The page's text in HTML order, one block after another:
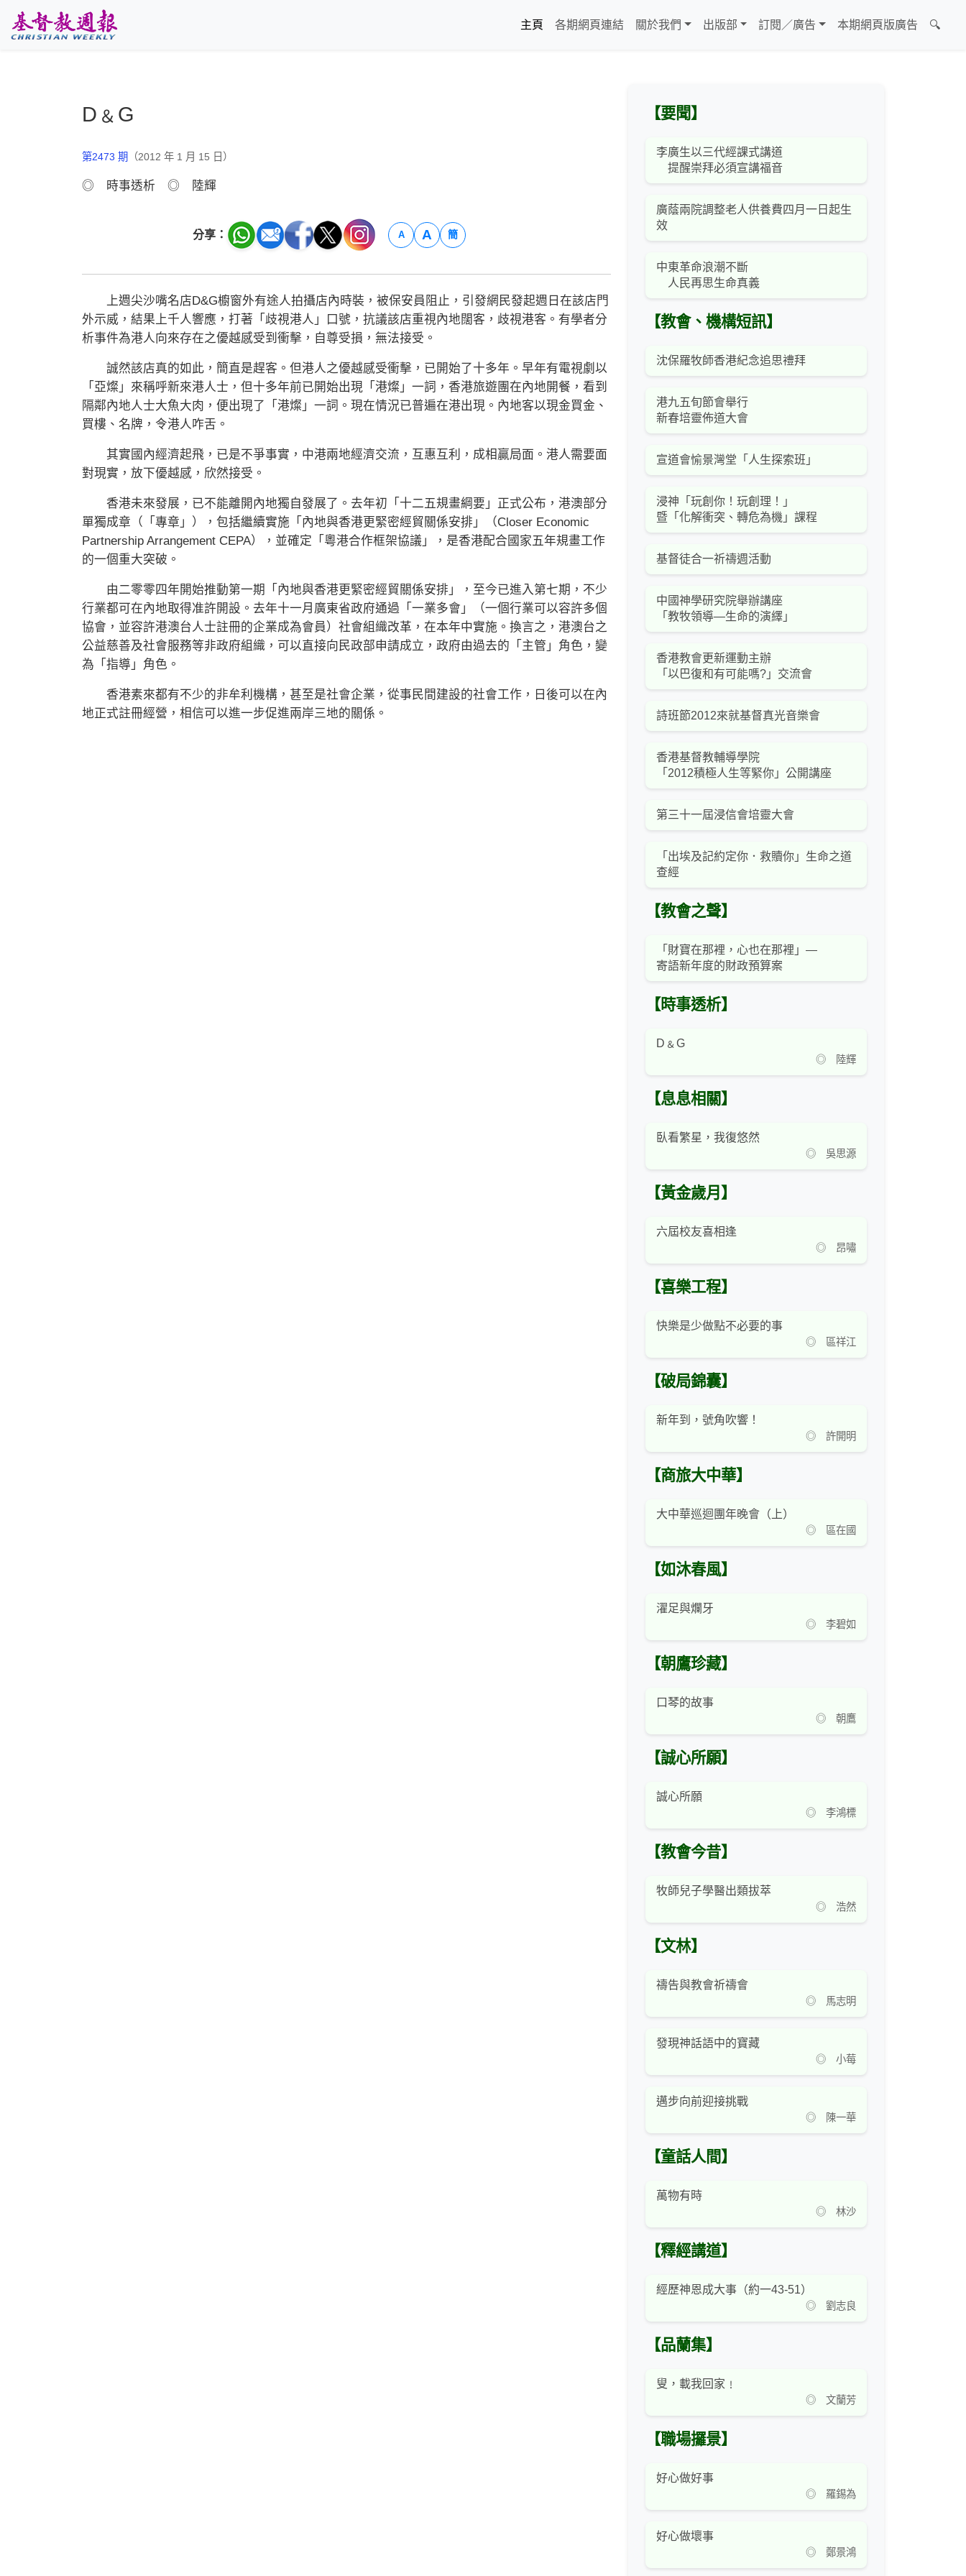
主頁
各期網頁連結 關於我們 出版部 訂閱／廣告 本期網頁版廣告 🔍
D﹠G
第2473 期 （2012 年 1 月 15 日）
◎ 時事透析 ◎ 陸輝
分享： A A 簡
上週尖沙嘴名店D&G櫥窗外有途人拍攝店內時裝，被保安員阻止，引發網民發起週日在該店門
外示威，結果上千人響應，打著「歧視港人」口號，抗議該店重視內地闊客，歧視港客。有學者分
析事件為港人向來存在之優越感受到衝擊，自尊受損，無法接受。
誠然該店真的如此，簡直是趕客。但港人之優越感受衝擊，已開始了十多年。早年有電視劇以
「亞燦」來稱呼新來港人士，但十多年前已開始出現「港燦」一詞，香港旅遊團在內地開餐，看到
隔鄰內地人士大魚大肉，便出現了「港燦」一詞。現在情況已普遍在港出現。內地客以現金買金、
買樓、名牌，令港人咋舌。
其實國內經濟起飛，已是不爭事實，中港兩地經濟交流，互惠互利，成相贏局面。港人需要面
對現實，放下優越感，欣然接受。
香港未來發展，已不能離開內地獨自發展了。去年初「十二五規畫綱要」正式公布，港澳部分
單獨成章（「專章」），包括繼續實施「內地與香港更緊密經貿關係安排」（Closer Economic
Partnership Arrangement CEPA），並確定「粵港合作框架協議」，是香港配合國家五年規畫工作
的一個重大突破。
由二零零四年開始推動第一期「內地與香港更緊密經貿關係安排」，至今已進入第七期，不少
行業都可在內地取得准許開設。去年十一月廣東省政府通過「一業多會」（一個行業可以容許多個
協會，並容許港澳台人士註冊的企業成為會員）社會組織改革，在本年中實施。換言之，港澳台之
公益慈善及社會服務等非政府組織，可以直接向民政部申請成立，政府由過去的「主管」角色，變
為「指導」角色。
香港素來都有不少的非牟利機構，甚至是社會企業，從事民間建設的社會工作，日後可以在內
地正式註冊經營，相信可以進一步促進兩岸三地的關係。
【要聞】
李廣生以三代經課式講道
提醒崇拜必須宣講福音
廣蔭兩院調整老人供養費四月一日起生
效
中東革命浪潮不斷
人民再思生命真義
【教會、機構短訊】
沈保羅牧師香港紀念追思禮拜
港九五旬節會舉行
新春培靈佈道大會
宣道會愉景灣堂「人生探索班」
浸神「玩創你！玩創理！」
暨「化解衝突、轉危為機」課程
基督徒合一祈禱週活動
中國神學研究院舉辦講座
「教牧領導—生命的演繹」
香港教會更新運動主辦
「以巴復和有可能嗎?」交流會
詩班節2012來就基督真光音樂會
香港基督教輔導學院
「2012積極人生等緊你」公開講座
第三十一屆浸信會培靈大會
「出埃及記約定你．救贖你」生命之道
查經
【教會之聲】
「財寶在那裡，心也在那裡」—
寄語新年度的財政預算案
【時事透析】
D﹠G
◎ 陸輝
【息息相關】
臥看繁星，我復悠然
◎ 吳思源
【黃金歲月】
六屆校友喜相逢
◎ 昂嘯
【喜樂工程】
快樂是少做點不必要的事
◎ 區祥江
【破局錦囊】
新年到，號角吹響！
◎ 許開明
【商旅大中華】
大中華巡迴團年晚會（上）
◎ 區在國
【如沐春風】
濯足與爛牙
◎ 李碧如
【朝鷹珍藏】
口琴的故事
◎ 朝鷹
【誠心所願】
誠心所願
◎ 李鴻標
【教會今昔】
牧師兒子學醫出類拔萃
◎ 浩然
【文林】
禱告與教會祈禱會
◎ 馬志明
發現神話語中的寶藏
◎ 小莓
邁步向前迎接挑戰
◎ 陳一華
【童話人間】
萬物有時
◎ 林沙
【釋經講道】
經歷神恩成大事（約一43-51）
◎ 劉志良
【品蘭集】
叟，載我回家﹗
◎ 文蘭芳
【職場攞景】
好心做好事
◎ 羅錫為
好心做壞事
◎ 鄭景鴻